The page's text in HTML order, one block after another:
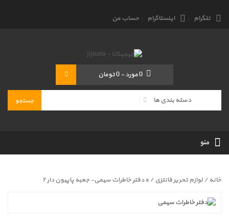
تلگرام اینستاگرام حساب من
0مورد- 0 تومان
منو
خانه / لوازم تحریر فانتزی / ه دفتر خاطرات سیمی- جعبه پاپیون دار ۲